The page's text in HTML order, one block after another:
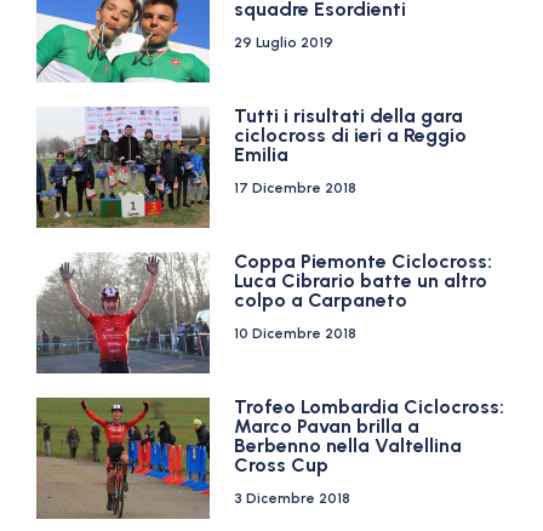
squadre Esordienti
29 Luglio 2019
Tutti i risultati della gara
ciclocross di ieri a Reggio
Emilia
17 Dicembre 2018
Coppa Piemonte Ciclocross:
Luca Cibrario batte un altro
colpo a Carpaneto
10 Dicembre 2018
Trofeo Lombardia Ciclocross:
Marco Pavan brilla a
Berbenno nella Valtellina
Cross Cup
3 Dicembre 2018